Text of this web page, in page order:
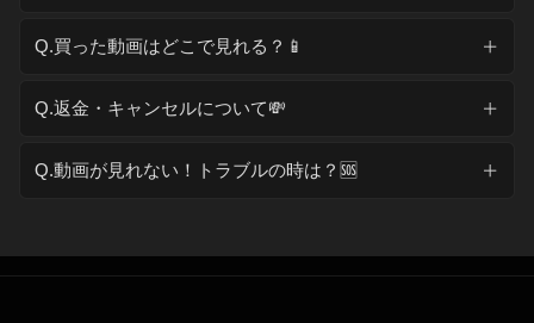
Q.買った動画はどこで見れる？📱
Q.返金・キャンセルについて💸
Q.動画が見れない！トラブルの時は？🆘